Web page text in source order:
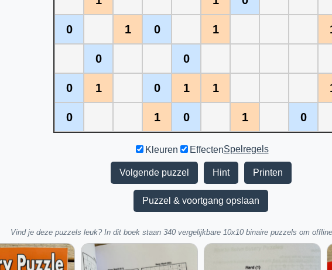
0 1 0 1
0 0
0 1 0 1 1
0 1 0 1 0
Kleuren EffectenSpelregels
Volgende puzzel Hint Printen
Puzzel & voortgang opslaan
Vind je deze puzzels leuk? In dit boek staan 340 vergelijkbare 10x10 binaire puzzels om